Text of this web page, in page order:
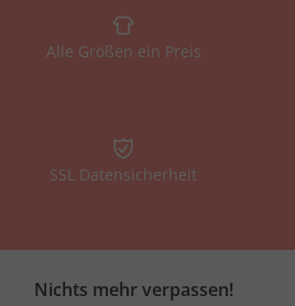
Alle Größen ein Preis
SSL Datensicherheit
Nichts mehr verpassen!